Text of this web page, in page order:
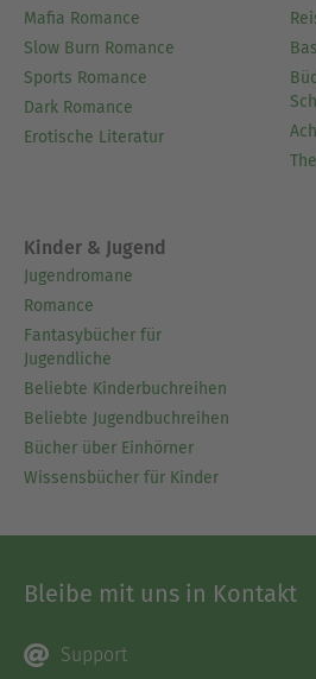
Mafia Romance
Slow Burn Romance
Sports Romance
Dark Romance
Erotische Literatur
Kinder & Jugend
Jugendromane
Romance
Fantasybücher für
Jugendliche
Beliebte Kinderbuchreihen
Beliebte Jugendbuchreihen
Bücher über Einhörner
Wissensbücher für Kinder
Bleibe mit uns in Kontakt
Support